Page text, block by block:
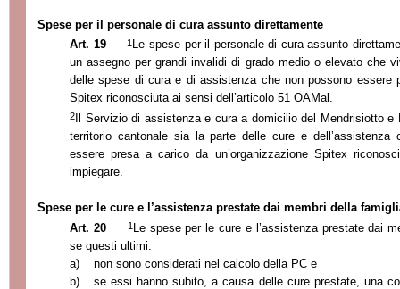
Spese per il personale di cura assunto direttamente
Art. 19
1 Le spese per il personale di cura assunto
un assegno per grandi invalidi di grado medio o elevato che
delle spese di cura e di assistenza che non possono essere
Spitex riconosciuta ai sensi dell’articolo 51 OAMal.
2
Il Servizio di assistenza e cura a domicilio del Mendrisiotto e
territorio cantonale sia la parte delle cure e
essere presa a carico da un’organizzazione Spitex
impiegare.
Spese per le cure e l’assistenza prestate dai membri della
Art. 20
1Le spese per le cure e l’assistenza prestate dai
se questi ultimi:
a)
non sono considerati nel calcolo della PC e
b)
se essi hanno subito, a causa delle cure prestate, una